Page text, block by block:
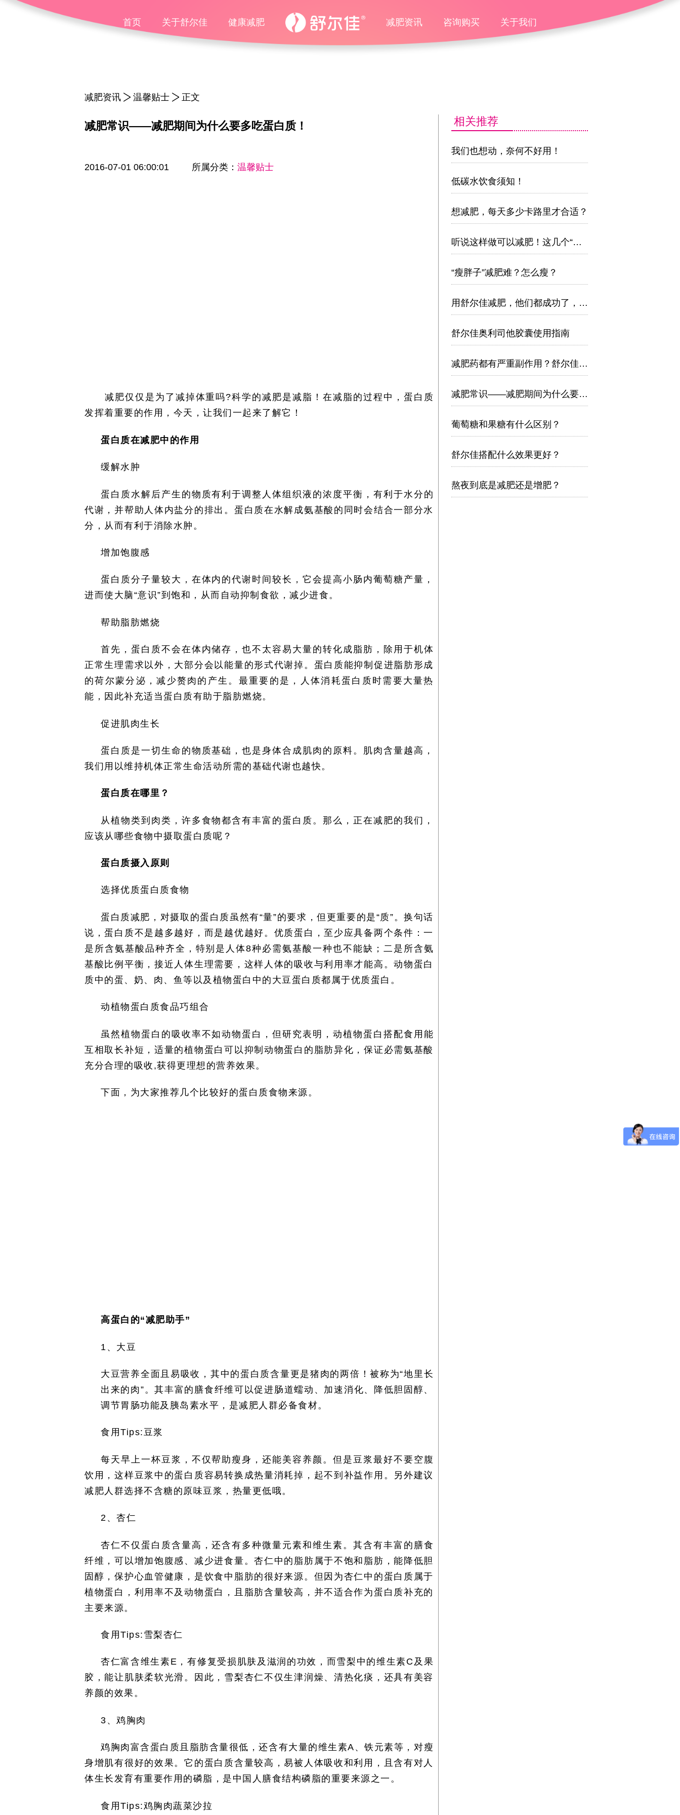
首页 关于舒尔佳 健康减肥 减肥资讯 咨询购买 关于我们
减肥资讯 温馨贴士 正文
减肥常识——减肥期间为什么要多吃蛋白质！
2016-07-01 06:00:01 所属分类： 温馨贴士
减肥仅仅是为了减掉体重吗?科学的减肥是减脂！在减脂的过程中，蛋白质
发挥着重要的作用，今天，让我们一起来了解它！
蛋白质在减肥中的作用
缓解水肿
蛋白质水解后产生的物质有利于调整人体组织液的浓度平衡，有利于水分的
代谢，并帮助人体内盐分的排出。蛋白质在水解成氨基酸的同时会结合一部分水
分，从而有利于消除水肿。
增加饱腹感
蛋白质分子量较大，在体内的代谢时间较长，它会提高小肠内葡萄糖产量，
进而使大脑“意识”到饱和，从而自动抑制食欲，减少进食。
帮助脂肪燃烧
首先，蛋白质不会在体内储存，也不太容易大量的转化成脂肪，除用于机体
正常生理需求以外，大部分会以能量的形式代谢掉。蛋白质能抑制促进脂肪形成
的荷尔蒙分泌，减少赘肉的产生。最重要的是，人体消耗蛋白质时需要大量热
能，因此补充适当蛋白质有助于脂肪燃烧。
促进肌肉生长
蛋白质是一切生命的物质基础，也是身体合成肌肉的原料。肌肉含量越高，
我们用以维持机体正常生命活动所需的基础代谢也越快。
蛋白质在哪里？
从植物类到肉类，许多食物都含有丰富的蛋白质。那么，正在减肥的我们，
应该从哪些食物中摄取蛋白质呢？
蛋白质摄入原则
选择优质蛋白质食物
蛋白质减肥，对摄取的蛋白质虽然有“量”的要求，但更重要的是“质”。换句话
说，蛋白质不是越多越好，而是越优越好。优质蛋白，至少应具备两个条件：一
是所含氨基酸品种齐全，特别是人体8种必需氨基酸一种也不能缺；二是所含氨
基酸比例平衡，接近人体生理需要，这样人体的吸收与利用率才能高。动物蛋白
质中的蛋、奶、肉、鱼等以及植物蛋白中的大豆蛋白质都属于优质蛋白。
动植物蛋白质食品巧组合
虽然植物蛋白的吸收率不如动物蛋白，但研究表明，动植物蛋白搭配食用能
互相取长补短，适量的植物蛋白可以抑制动物蛋白的脂肪异化，保证必需氨基酸
充分合理的吸收 ,获得更理想的营养效果。
下面，为大家推荐几个比较好的蛋白质食物来源。
高蛋白的“减肥助手”
1 、大豆
大豆营养全面且易吸收，其中的蛋白质含量更是猪肉的两倍！被称为“地里长
出来的肉”。其丰富的膳食纤维可以促进肠道蠕动、加速消化、降低胆固醇、
调节胃肠功能及胰岛素水平，是减肥人群必备食材。
食用 Tips:豆浆
每天早上一杯豆浆，不仅帮助瘦身，还能美容养颜。但是豆浆最好不要空腹
饮用，这样豆浆中的蛋白质容易转换成热量消耗掉，起不到补益作用。另外建议
减肥人群选择不含糖的原味豆浆，热量更低哦。
2 、杏仁
杏仁不仅蛋白质含量高，还含有多种微量元素和维生素。其含有丰富的膳食
纤维，可以增加饱腹感、减少进食量。杏仁中的脂肪属于不饱和脂肪，能降低胆
固醇，保护心血管健康，是饮食中脂肪的很好来源。但因为杏仁中的蛋白质属于
植物蛋白，利用率不及动物蛋白，且脂肪含量较高，并不适合作为蛋白质补充的
主要来源。
食用 Tips: 雪梨杏仁
杏仁富含维生素E ，有修复受损肌肤及滋润的功效，而雪梨中的维生素C 及果
胶，能让肌肤柔软光滑。因此，雪梨杏仁不仅生津润燥、清热化痰，还具有美容
养颜的效果。
3 、鸡胸肉
鸡胸肉富含蛋白质且脂肪含量很低，还含有大量的维生素A 、铁元素等，对瘦
身增肌有很好的效果。它的蛋白质含量较高，易被人体吸收和利用，且含有对人
体生长发育有重要作用的磷脂，是中国人膳食结构磷脂的重要来源之一。
食用 Tips: 鸡胸肉蔬菜沙拉
相关推荐
我们也想动，奈何不好用！
低碳水饮食须知！
想减肥，每天多少卡路里才合适？
听说这样做可以减肥！这几个“听说”，骗了多少人！
“瘦胖子”减肥难？怎么瘦？
用舒尔佳减肥，他们都成功了，为什么你没有？
舒尔佳奥利司他胶囊使用指南
减肥药都有严重副作用？舒尔佳敢说不！
减肥常识——减肥期间为什么要多吃蛋白质！
葡萄糖和果糖有什么区别？
舒尔佳搭配什么效果更好？
熬夜到底是减肥还是增肥？